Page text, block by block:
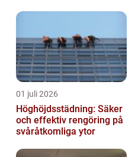
01 juli 2026
Höghöjdsstädning: Säker
och effektiv rengöring på
svåråtkomliga ytor